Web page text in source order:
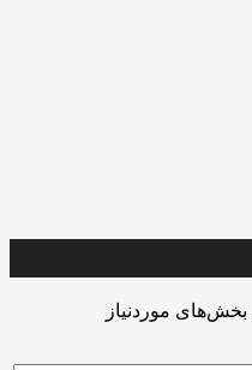
بخش‌های موردنیاز